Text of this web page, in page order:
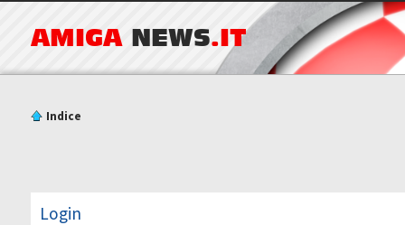
AMIGA NEWS.IT
Indice
Login